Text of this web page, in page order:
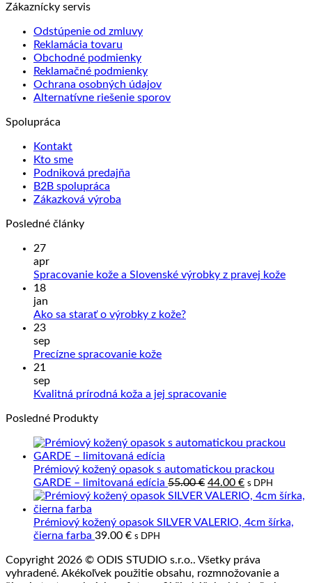
Zákaznícky servis
Odstúpenie od zmluvy
Reklamácia tovaru
Obchodné podmienky
Reklamačné podmienky
Ochrana osobných údajov
Alternatívne riešenie sporov
Spolupráca
Kontakt
Kto sme
Podniková predajňa
B2B spolupráca
Zákazková výroba
Posledné články
27
apr
Spracovanie kože a Slovenské výrobky z pravej kože
18
jan
Ako sa starať o výrobky z kože?Žiadne
o
23
sep
Precízne spracovanie kožeŽiadne
Precízne
21
sep
Kvalitná prírodná koža a jej spracovanieŽiadne
prírodná
a
jej
spracovanie
Posledné Produkty
Prémiový kožený opasok s automatickou prackou
GARDE – limitovaná edícia 55.00€ Pôvodná
cena
55.00 €.
44.00 €Aktuálna
cena
44.00 €.
s DPH
Prémiový kožený opasok SILVER VALERIO, 4cm šírka,
čierna farba 39.00 € s DPH
Copyright 2026 © ODIS STUDIO s.r.o.. Všetky práva
vyhradené. Akékoľvek použitie obsahu, rozmnožovanie a